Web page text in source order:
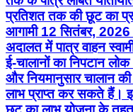
प्रतिशत तक की छूट का
आगामी 12 सितंबर, 2026
अदालत में पात्र वाहन
ई-चालानों का निपटान
और नियमानुसार चालान
लाभ प्राप्त कर सकते हैं।